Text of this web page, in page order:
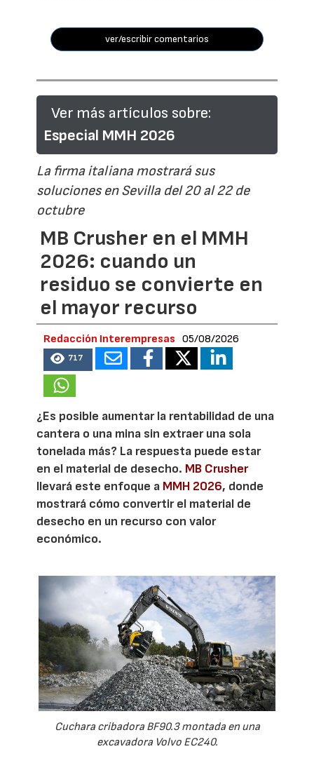
ver/escribir comentarios
Ver más artículos sobre:
Especial MMH 2026
La firma italiana mostrará sus
soluciones en Sevilla del 20 al 22 de
octubre
MB Crusher en el MMH
2026: cuando un
residuo se convierte en
el mayor recurso
Redacción Interempresas 05/08/2026
717
¿Es posible aumentar la rentabilidad de una
cantera o una mina sin extraer una sola
tonelada más? La respuesta puede estar
en el material de desecho. MB Crusher
llevará este enfoque a MMH 2026, donde
mostrará cómo convertir el material de
desecho en un recurso con valor
económico.
Cuchara cribadora BF90.3 montada en una
excavadora Volvo EC240.